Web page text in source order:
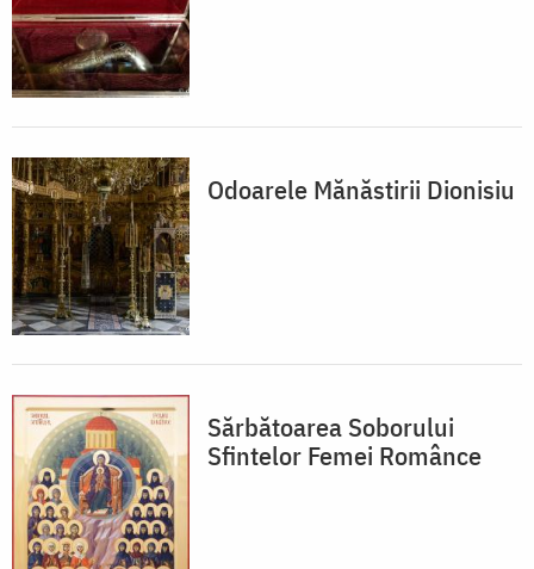
Odoarele Mănăstirii Dionisiu
Sărbătoarea Soborului
Sfintelor Femei Românce